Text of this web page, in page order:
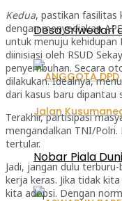
Desa Sriwedari
Nobar Piala
Kedua, pastikan fasilitas
dengan menyediakan
untuk menuju kehidupan
diinisiasi oleh RSUD
penyembuhan. Secara
dilakukan. Idealnya,
dari kasus baru dipantau
Terakhir, partisipasi
mengandalkan TNI/
tertular.
Jadi, jangan dulu
kerja keras. Jika tidak
kita adopsi. Dengan